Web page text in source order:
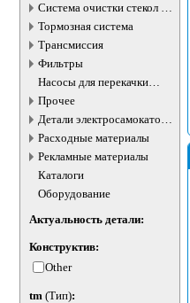
Система очистки стекол и
фар
Тормозная система
Трансмиссия
Фильтры
Насосы для перекачки
жидкостей
Прочее
Детали электросамокатов и
электротранспорта
Расходные материалы
Рекламные материалы
Каталоги
Оборудование
Актуальность детали:
Конструктив:
Other
tm (Тип):